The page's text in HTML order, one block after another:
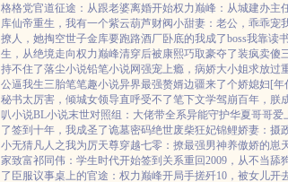
格格党官道征途：从跟老婆离婚开始权力巅峰：从城建办主
库仙帝重生，我有一个紫云葫芦财阀小甜妻：老公，乖乖宠
撩人，她掏空世子金库要跑路酒厂卧底的我成了boss我靠读
生，从绝境走向权力巅峰清穿后被康熙巧取豪夺了装疯卖傻
持不住了落尘小说铅笔小说网强宠上瘾，病娇大小姐求放过
公逼我生三胎笔笔趣小说异界最强赘婿边疆来了个娇媳妇[年
秘书太厉害，倾城女领导直呼受不了笔下文学驾崩百年，朕
叭小说BL小说末世对照组：大佬带全系异能守护华夏哥哥爱
了签到十年，我成圣了诡墓密码绝世废柴狂妃锦鲤娇妻：摄
小无猜凡人之我为厉天尊穿越七零：撩最强男神养傲娇的崽
家致富祁同伟：学生时代开始签到关系重回2009，从不当舔
了 臣服议事桌上的官途：权力巅峰开局手搓歼10，被女儿开